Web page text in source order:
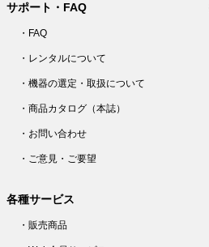
サポート・FAQ
・FAQ
・レンタルについて
・機器の選定・取扱について
・商品カタログ（本誌）
・お問い合わせ
・ご意見・ご要望
各種サービス
・販売商品